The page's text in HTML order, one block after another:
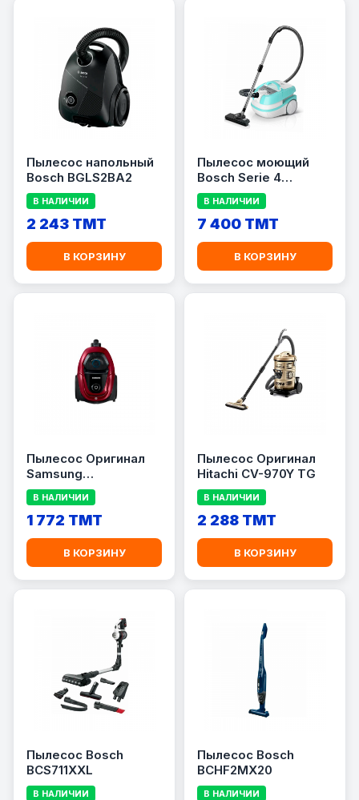
Пылесос напольный
Bosch BGLS2BA2
В НАЛИЧИИ
2 243 TMT
В КОРЗИНУ
Пылесос моющий
Bosch Serie 4
ProHygienic
BWD420HYG
В НАЛИЧИИ
7 400 TMT
В КОРЗИНУ
Пылесос Оригинал
Samsung
VC18M31A0HP/EV
В НАЛИЧИИ
1 772 TMT
В КОРЗИНУ
Пылесос Оригинал
Hitachi CV-970Y TG
В НАЛИЧИИ
2 288 TMT
В КОРЗИНУ
Пылесос Bosch
BCS711XXL
В НАЛИЧИИ
Пылесос Bosch
BCHF2MX20
В НАЛИЧИИ